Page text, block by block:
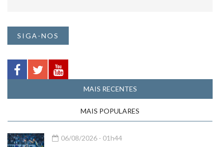
SIGA-NOS
MAIS RECENTES
MAIS POPULARES
06/08/2026 - 01h44